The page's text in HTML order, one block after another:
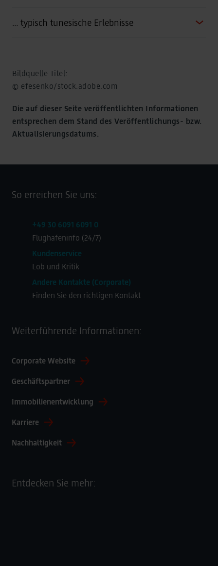
… typisch tunesische Erlebnisse
Bildquelle Titel:
© efesenko/stock.adobe.com
Die auf dieser Seite veröffentlichten Informationen
entsprechen dem Stand des Veröffentlichungs- bzw.
Aktualisierungsdatums.
So erreichen Sie uns:
+49 30 6091 6091 0
Flughafeninfo (24/7)
Kundenservice
Lob und Kritik
Andere Kontakte (Corporate)
Finden Sie den richtigen Kontakt
Weiterführende Informationen:
Corporate Website
Geschäftspartner
Immobilienentwicklung
Karriere
Nachhaltigkeit
Entdecken Sie mehr: